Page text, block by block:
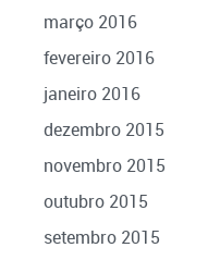
março 2016
fevereiro 2016
janeiro 2016
dezembro 2015
novembro 2015
outubro 2015
setembro 2015